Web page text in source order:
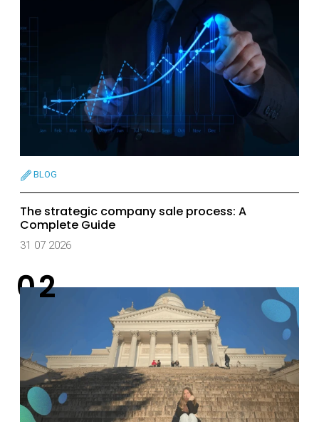
BLOG
The strategic company sale process: A
Complete Guide
31 07 2026